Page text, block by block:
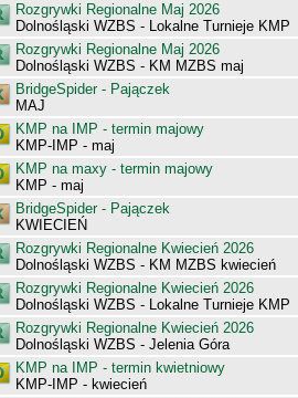
Rozgrywki Regionalne Maj 2026
Dolnośląski WZBS - Lokalne Turnieje KMP
Rozgrywki Regionalne Maj 2026
Dolnośląski WZBS - KM MZBS maj
BridgeSpider - Pajączek
MAJ
KMP na IMP - termin majowy
KMP-IMP - maj
KMP na maxy - termin majowy
KMP - maj
BridgeSpider - Pajączek
KWIECIEŃ
Rozgrywki Regionalne Kwiecień 2026
Dolnośląski WZBS - KM MZBS kwiecień
Rozgrywki Regionalne Kwiecień 2026
Dolnośląski WZBS - Lokalne Turnieje KMP
Rozgrywki Regionalne Kwiecień 2026
Dolnośląski WZBS - Jelenia Góra
KMP na IMP - termin kwietniowy
KMP-IMP - kwiecień